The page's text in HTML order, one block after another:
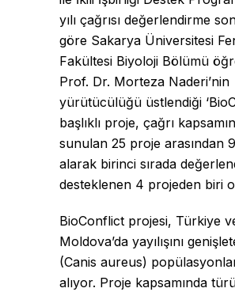
yılı çağrısı değerlendirme
göre Sakarya Üniversitesi
Fakültesi Biyoloji Bölümü
Prof. Dr. Morteza Naderi’nin
yürütücülüğü üstlendiği
başlıklı proje, çağrı
sunulan 25 proje arasından
alarak birinci sırada
desteklenen 4 projeden biri
BioConflict projesi, Türkiye
Moldova’da yayılışını
(Canis aureus)
alıyor. Proje kapsamında